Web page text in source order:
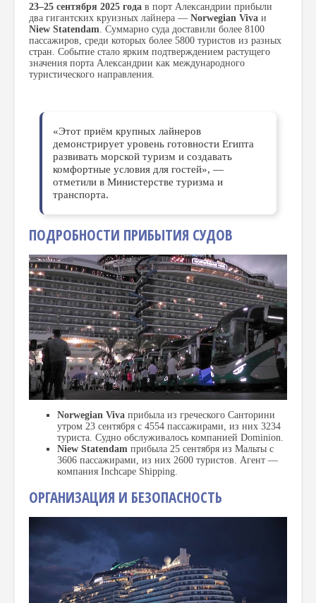
23–25 сентября 2025 года в порт Александрии прибыли
два гигантских круизных лайнера — Norwegian Viva и
Niew Statendam . Суммарно суда доставили более 8100
пассажиров, среди которых более 5800 туристов из разных
стран. Событие стало ярким подтверждением растущего
значения порта Александрии как международного
туристического направления.
«Этот приём крупных лайнеров
демонстрирует уровень готовности Египта
развивать морской туризм и создавать
комфортные условия для гостей», —
отметили в Министерстве туризма и
транспорта.
ПОДРОБНОСТИ ПРИБЫТИЯ СУДОВ
Norwegian Viva прибыла из греческого Санторини
утром 23 сентября с 4554 пассажирами, из них 3234
туриста. Судно обслуживалось компанией Dominion.
Niew Statendam прибыла 25 сентября из Мальты с
3606 пассажирами, из них 2600 туристов. Агент —
компания Inchcape Shipping.
ОРГАНИЗАЦИЯ И БЕЗОПАСНОСТЬ